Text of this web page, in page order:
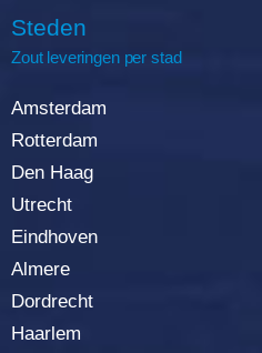
Steden
Zout leveringen per stad
Amsterdam
Rotterdam
Den Haag
Utrecht
Eindhoven
Almere
Dordrecht
Haarlem